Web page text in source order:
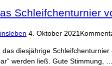
Schleifchenturnier
Veröffentlicht
4. Oktober 2021
das diesjährige
werden ließ. Gute Stimmung, …